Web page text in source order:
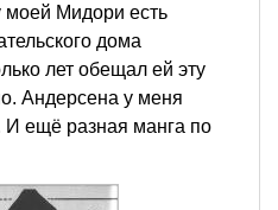
моей Мидори есть
дома
лет обещал ей эту
Андерсена у меня
ещё разная манга по